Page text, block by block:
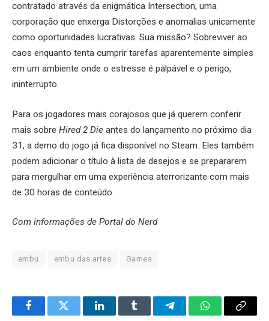
contratado através da enigmática Intersection, uma
corporação que enxerga Distorções e anomalias unicamente
como oportunidades lucrativas. Sua missão? Sobreviver ao
caos enquanto tenta cumprir tarefas aparentemente simples
em um ambiente onde o estresse é palpável e o perigo,
ininterrupto.
Para os jogadores mais corajosos que já querem conferir
mais sobre Hired 2 Die antes do lançamento no próximo dia
31, a demo do jogo já fica disponível no Steam. Eles também
podem adicionar o título à lista de desejos e se prepararem
para mergulhar em uma experiência aterrorizante com mais
de 30 horas de conteúdo.
Com informações de Portal do Nerd
embu embu das artes Games
FacebookTwitter LinkedInTumblr TelegramWhatsApp
Copy